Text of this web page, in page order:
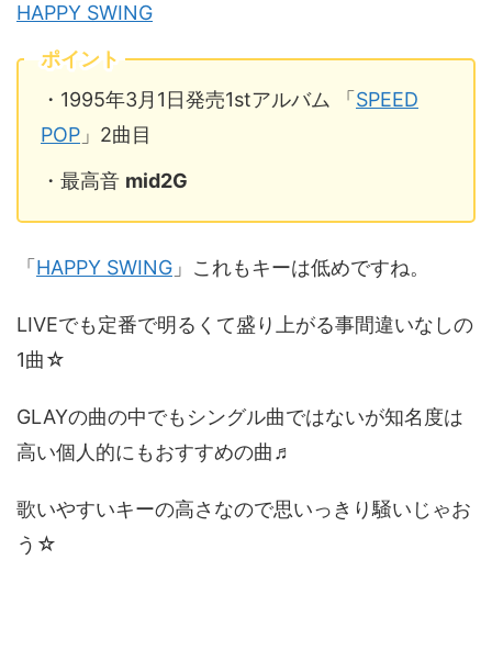
HAPPY SWING
ポイント
・1995年3月1日発売1stアルバム 「 SPEED
POP 」2曲目
・最高音 mid2G
「 HAPPY SWING 」これもキーは低めですね。
LIVEでも定番で明るくて盛り上がる事間違いなしの
1曲☆
GLAYの曲の中でもシングル曲ではないが知名度は
高い個人的にもおすすめの曲♬
歌いやすいキーの高さなので思いっきり騒いじゃお
う☆